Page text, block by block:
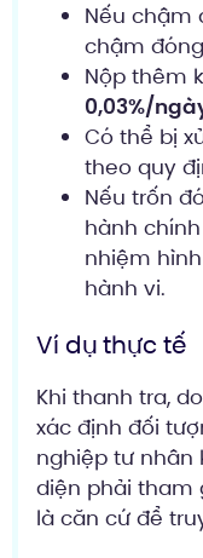
Nếu chậm
chậm
Nộp thêm
0,03%/
Có thể bị
theo quy
Nếu trốn
hành
nhiệm
hành vi.
Ví dụ thực tế
Khi thanh tra,
xác định đối
nghiệp tư nhân
diện phải tham
là căn cứ để